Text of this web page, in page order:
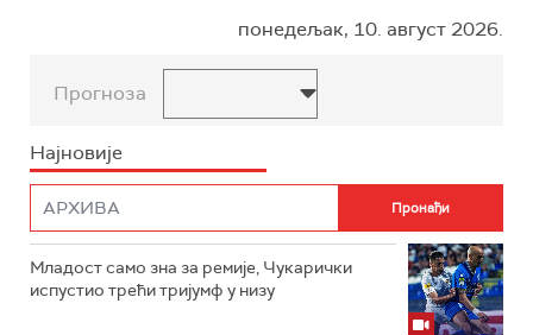
понедељак, 10. август 2026.
Прогноза
Најновије
Младост само зна за ремије, Чукарички
испустио трећи тријумф у низу